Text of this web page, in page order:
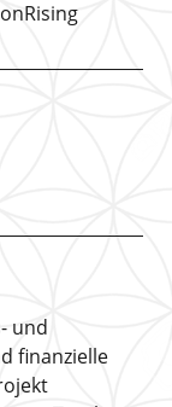
und
finanzielle